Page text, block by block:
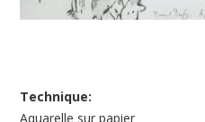
Technique:
Aquarelle sur papier